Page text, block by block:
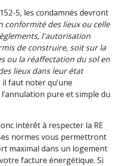
5, les condamnés devront
conformité des lieux ou celle
l'autorisation
de construire, soit sur la
ou la réaffectation du sol en
lieux dans leur état
il faut noter qu’une
pure et simple du
intérêt à respecter la RE
normes vous permettront
maximal dans un logement
facture énergétique. Si